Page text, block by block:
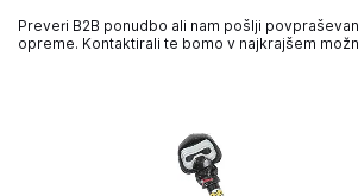
Preveri B2B ponudbo ali nam pošlji
opreme. Kontaktirali te bomo v najkrajšem